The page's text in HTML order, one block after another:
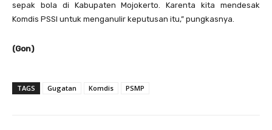
sepak bola di Kabupaten Mojokerto. Karenta kita mendesak
Komdis PSSI untuk menganulir keputusan itu,” pungkasnya.
(Gon)
TAGS Gugatan Komdis PSMP